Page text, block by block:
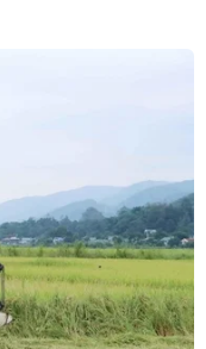
TTXVN)
Nội vừa ban
về việc
tựu kinh tế-xã
Quốc khánh